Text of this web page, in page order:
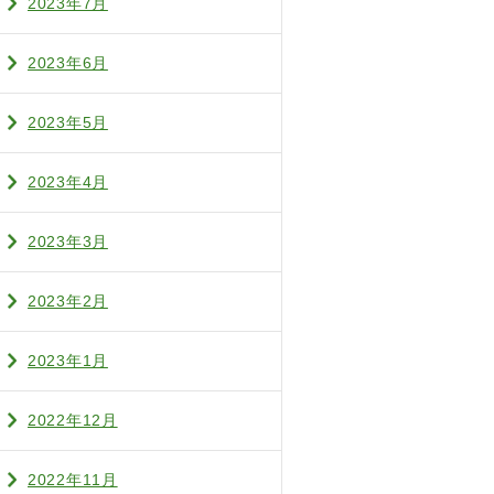
2023年6月
2023年5月
2023年4月
2023年3月
2023年2月
2023年1月
2022年12月
2022年11月